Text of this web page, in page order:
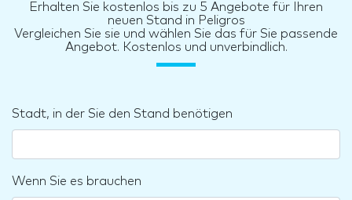
Erhalten Sie kostenlos bis zu 5 Angebote für Ihren
neuen Stand in Peligros
Vergleichen Sie sie und wählen Sie das für Sie passende
Angebot. Kostenlos und unverbindlich.
Stadt, in der Sie den Stand benötigen
Wenn Sie es brauchen